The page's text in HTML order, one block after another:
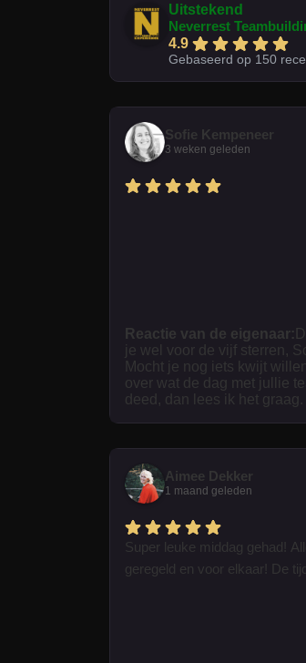
Uitstekend
Neverrest
4.9
Gebaseerd op 150
Sofie Kempeneer
3 weken geleden
Reactie van de eigenaar:
je wel voor de vijf sterren,
Mocht je nog iets kwijt willen
over wat de dag met jullie
deed, dan lees ik het graag.
Aimee Dekker
1 maand geleden
Super leuke middag gehad!
geregeld en voor elkaar! De